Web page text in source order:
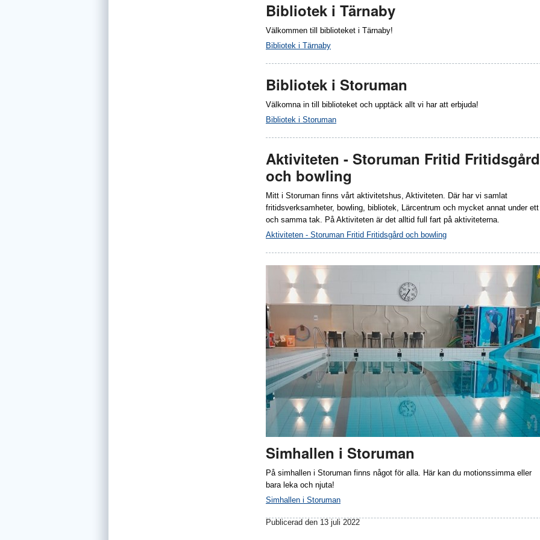
Bibliotek i Tärnaby
Välkommen till biblioteket i Tärnaby!
Bibliotek i Tärnaby
Bibliotek i Storuman
Välkomna in till biblioteket och upptäck allt vi har att erbjuda!
Bibliotek i Storuman
Aktiviteten - Storuman Fritid Fritidsgård
och bowling
Mitt i Storuman finns vårt aktivitetshus, Aktiviteten. Där har vi samlat
fritidsverksamheter, bowling, bibliotek, Lärcentrum och mycket annat under ett
och samma tak. På Aktiviteten är det alltid full fart på aktiviteterna.
Aktiviteten - Storuman Fritid Fritidsgård och bowling
Simhallen i Storuman
På simhallen i Storuman finns något för alla. Här kan du motionssimma eller
bara leka och njuta!
Simhallen i Storuman
Publicerad den 13 juli 2022